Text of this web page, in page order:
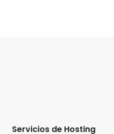
Servicios de Hosting